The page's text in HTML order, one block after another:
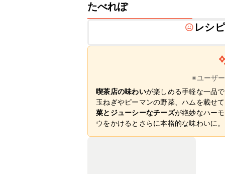
たべれぽ
レシ
※ユーザ
喫茶店の味わいが楽しめる手軽な一品
玉ねぎやピーマンの野菜、ハムを載せ
菜とジューシーなチーズが絶妙なハー
ウをかけるとさらに本格的な味わいに